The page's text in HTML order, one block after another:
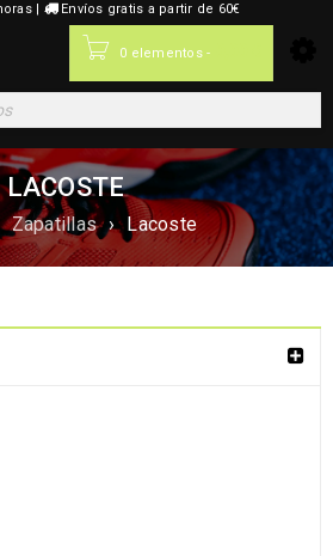
| Envíos gratis a partir de 60€
0 elementos -
LACOSTE
Zapatillas › Lacoste